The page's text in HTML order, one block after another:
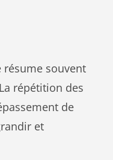
résume souvent
répétition des
de
et